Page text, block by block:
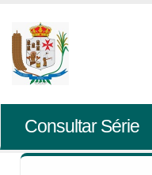
Consultar Série